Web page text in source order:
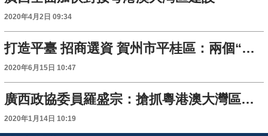
2020年4月2日 09:34
打造平臺 招商選資 賀州市平桂區：兩個“精準”加大灣企入桂力度
2020年6月15日 10:47
廣西政協委員羅盛宗：搶抓粵港澳大灣區建設歷史機遇
2020年1月14日 10:19